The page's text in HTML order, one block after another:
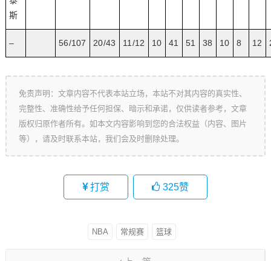
斯
– 56/107 20/43 11/12 10 41 51 38 10 8 12
免责声明：文章内容不代表本站立场，本站不对其内容的真实性、
完整性、准确性给予任何担保、暗示和承诺，仅供读者参考，文章
版权归原作者所有。如本文内容影响到您的合法权益（内容、图片
等），请及时联系本站，我们会及时删除处理。
打赏 325赞
NBA 常规赛 篮球